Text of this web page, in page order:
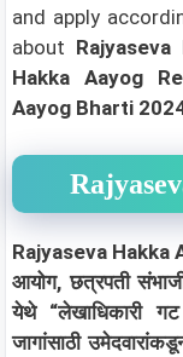
and apply
about
Hakka Aayog
Aayog Bharti
Rajyaseva Hakka
आयोग, छत्रपती
येथे “लेखाधिकारी
जागांसाठी